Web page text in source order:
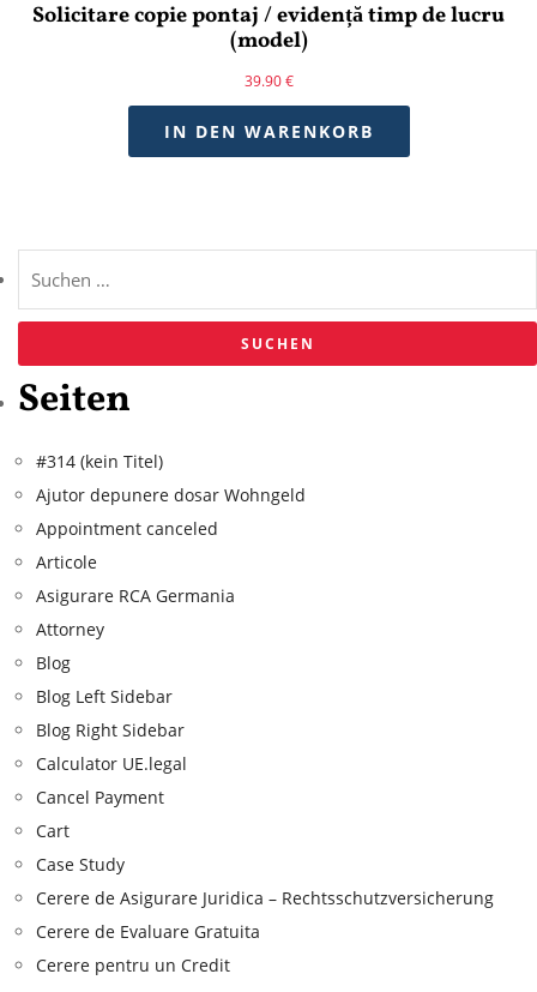
Solicitare copie pontaj / evidență timp de lucru
(model)
39.90€
IN DEN WARENKORB
Seiten
#314 (kein Titel)
Ajutor depunere dosar Wohngeld
Appointment canceled
Articole
Asigurare RCA Germania
Attorney
Blog
Blog Left Sidebar
Blog Right Sidebar
Calculator UE.legal
Cancel Payment
Cart
Case Study
Cerere de Asigurare Juridica – Rechtsschutzversicherung
Cerere de Evaluare Gratuita
Cerere pentru un Credit